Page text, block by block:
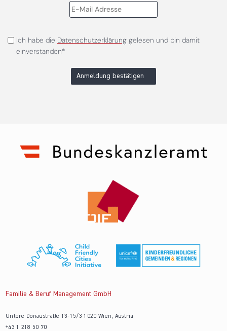
Ich habe die Datenschutzerklärunggelesen und bin damit
einverstanden*
Anmeldung bestätigen
Familie & Beruf Management GmbH
Untere Donaustraße 13-15/3 1020 Wien, Austria
+43 1 218 50 70